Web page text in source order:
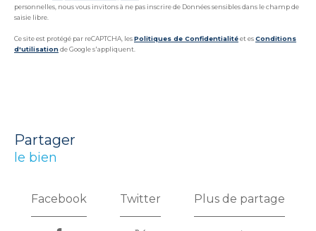
personnelles, nous vous invitons à ne pas inscrire de Données sensibles dans le champ de
saisie libre.
Ce site est protégé par reCAPTCHA, lesPolitiques de Confidentialitéet esConditions
d'utilisationde Google s'appliquent.
partager
le bien
Facebook Twitter Plus de partage